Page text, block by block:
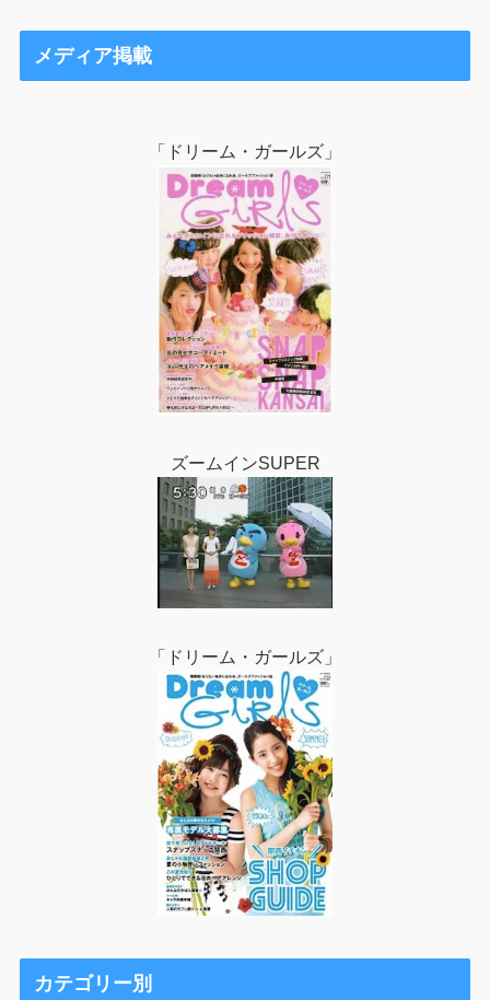
メディア掲載
「ドリーム・ガールズ」
ズームインSUPER
「ドリーム・ガールズ」
カテゴリー別